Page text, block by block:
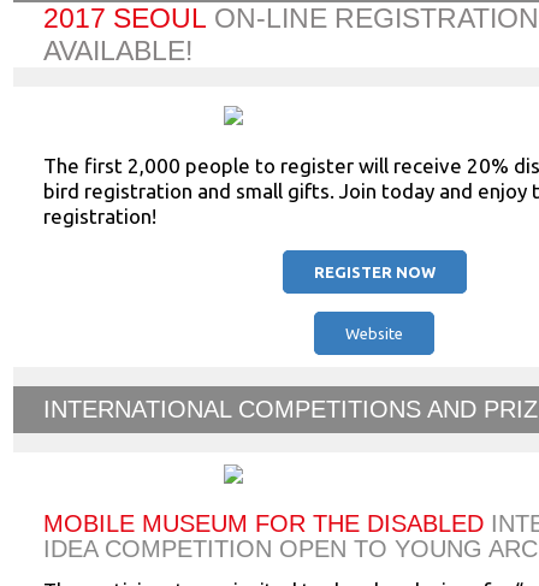
2017 SEOUL ON-LINE
AVAILABLE!
The first 2,000 people to register will receive 20%
bird registration and small gifts. Join today and enjoy
registration!
REGISTER NOW
Website
INTERNATIONAL COMPETITIONS AND
MOBILE MUSEUM FOR THE DISABLED
IDEA COMPETITION OPEN TO YOUNG